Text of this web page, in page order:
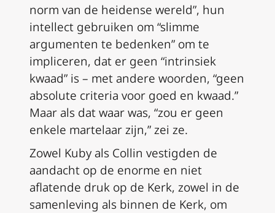
norm van de heidense wereld”, hun
intellect gebruiken om “slimme
argumenten te bedenken” om te
impliceren, dat er geen “intrinsiek
kwaad” is – met andere woorden, “geen
absolute criteria voor goed en kwaad.”
Maar als dat waar was, “zou er geen
enkele martelaar zijn,” zei ze.
Zowel Kuby als Collin vestigden de
aandacht op de enorme en niet
aflatende druk op de Kerk, zowel in de
samenleving als binnen de Kerk, om